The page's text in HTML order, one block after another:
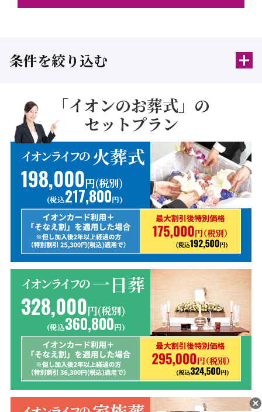
条件を絞り込む
「イオンのお葬式」の
セットプラン
イオンライフの 火葬式
198,000円(税別)
(税込217,800円)
イオンライフの 一日葬
328,000円(税別)
(税込360,800円)